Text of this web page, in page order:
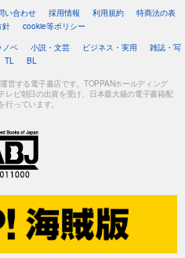
い合わせ 採用情報 利用規約
特商法の表
針
cookie等ポリシー
ノベ 小説・文芸 ビジネス・実用
雑誌・写
TL BL
営する電子書店です。TOPPANホールディング
レビ朝日の出資を受け、日本最大級の電子書籍配
行っています。